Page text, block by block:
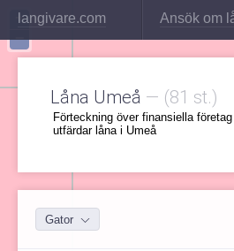
langivare.com Ansök om
Låna Umeå — (81 st.)
Förteckning över finansiella
utfärdar låna i Umeå
Gator
+
−